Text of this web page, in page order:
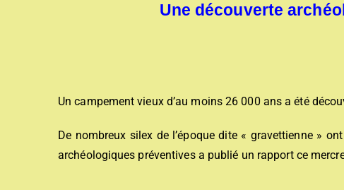
Une découverte
Un campement vieux d’au moins 26 000 ans a été
De nombreux silex de l’époque dite « gravettienne »
archéologiques préventives a publié un rapport ce